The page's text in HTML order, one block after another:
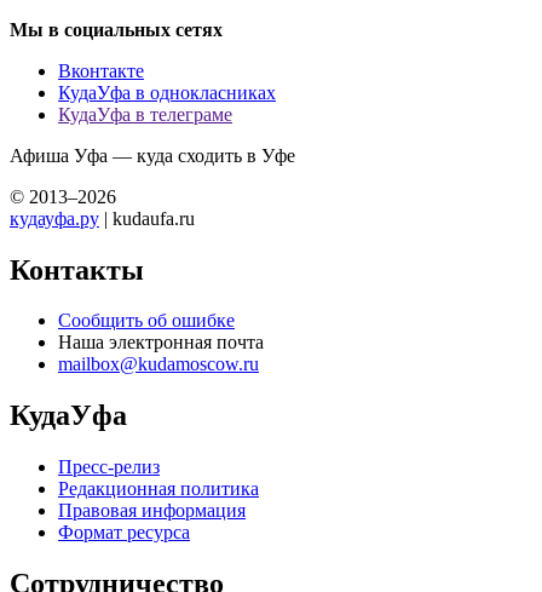
Мы в социальных сетях
Вконтакте
КудаУфа в однокласниках
КудаУфа в телеграме
Афиша Уфа — куда сходить в Уфе
© 2013–2026
кудауфа.ру | kudaufa.ru
Контакты
Сообщить об ошибке
Наша электронная почта
mailbox@kudamoscow.ru
КудаУфа
Пресс-релиз
Редакционная политика
Правовая информация
Формат ресурса
Сотрудничество